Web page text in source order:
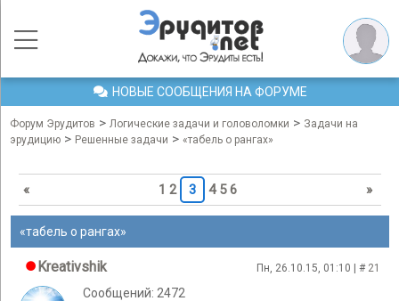
НОВЫЕ СООБЩЕНИЯ НА ФОРУМЕ
Форум Эрудитов > Логические задачи и головоломки > Задачи на
эрудицию > Решенные задачи > «табель о рангах»
« 1 2 3 4 5 6 »
«табель о рангах»
Kreativshik Пн, 26.10.15, 01:10 | # 21
Сообщений: 2472